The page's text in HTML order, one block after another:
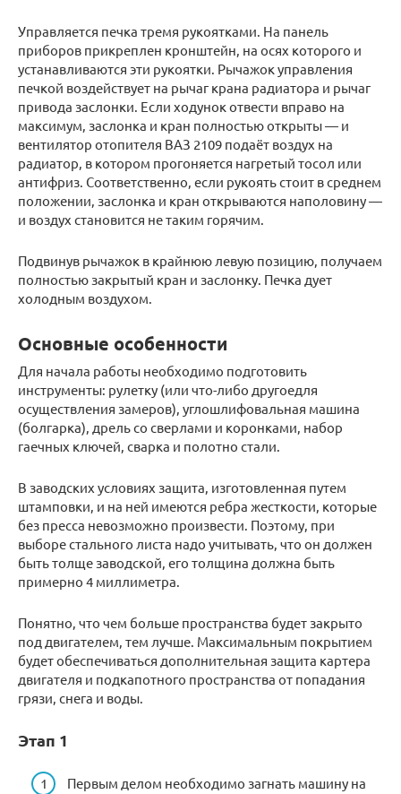
Управляется печка тремя рукоятками. На панель
приборов прикреплен кронштейн, на осях которого и
устанавливаются эти рукоятки. Рычажок управления
печкой воздействует на рычаг крана радиатора и рычаг
привода заслонки. Если ходунок отвести вправо на
максимум, заслонка и кран полностью открыты — и
вентилятор отопителя ВАЗ 2109 подаёт воздух на
радиатор, в котором прогоняется нагретый тосол или
антифриз. Соответственно, если рукоять стоит в среднем
положении, заслонка и кран открываются наполовину —
и воздух становится не таким горячим.
Подвинув рычажок в крайнюю левую позицию, получаем
полностью закрытый кран и заслонку. Печка дует
холодным воздухом.
Основные особенности
Для начала работы необходимо подготовить
инструменты: рулетку (или что-либо другоедля
осуществления замеров), углошлифовальная машина
(болгарка), дрель со сверлами и коронками, набор
гаечных ключей, сварка и полотно стали.
В заводских условиях защита, изготовленная путем
штамповки, и на ней имеются ребра жесткости, которые
без пресса невозможно произвести. Поэтому, при
выборе стального листа надо учитывать, что он должен
быть толще заводской, его толщина должна быть
примерно 4 миллиметра.
Понятно, что чем больше пространства будет закрыто
под двигателем, тем лучше. Максимальным покрытием
будет обеспечиваться дополнительная защита картера
двигателя и подкапотного пространства от попадания
грязи, снега и воды.
Этап 1
Первым делом необходимо загнать машину на